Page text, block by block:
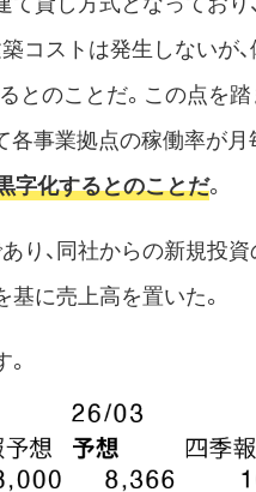
コストは発生しないが
のことだ。この点を踏
各事業拠点の稼働率が月
字化するとのことだ。
り、同社からの新規投
に売上高を置いた。